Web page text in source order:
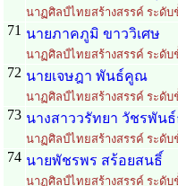
นาฏศิลป์ไทยสร้างสรรค์ ระดั
71 นายภาคภูมิ ขาววิเศษ
นาฏศิลป์ไทยสร้างสรรค์ ระดั
72 นายเจษฎา พันธ์คูณ
นาฏศิลป์ไทยสร้างสรรค์ ระดั
73 นางสาววรัทยา วัชรพัน
นาฏศิลป์ไทยสร้างสรรค์ ระดั
74 นายพัชรพร สร้อยสนธิ์
นาฏศิลป์ไทยสร้างสรรค์ ระดั